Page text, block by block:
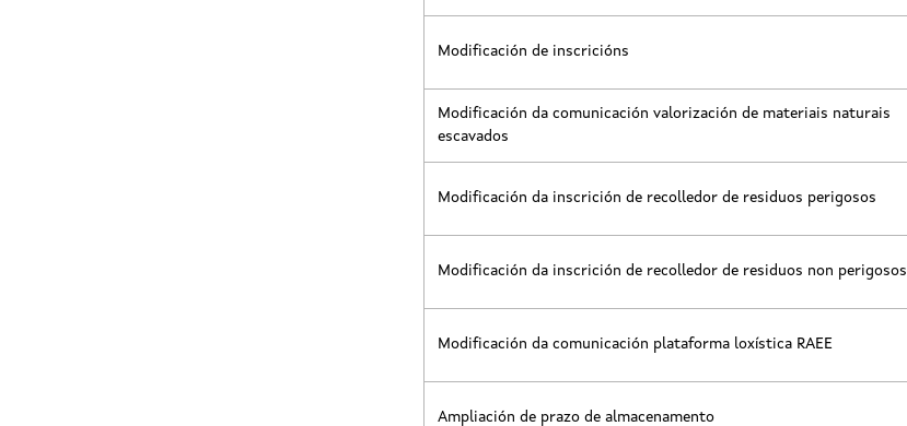
Modificación de inscricións
Modificación da comunicación valorización de materiais naturais
escavados
Modificación da inscrición de recolledor de residuos perigosos
Modificación da inscrición de recolledor de residuos non perigosos
Modificación da comunicación plataforma loxística RAEE
Ampliación de prazo de almacenamento